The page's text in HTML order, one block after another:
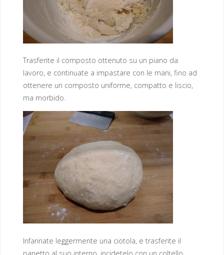
Trasferite il composto ottenuto su un piano da
lavoro, e continuate a impastare con le mani, fino ad
ottenere un composto uniforme, compatto e liscio,
ma morbido.
Infarinate leggermente una ciotola, e trasferite il